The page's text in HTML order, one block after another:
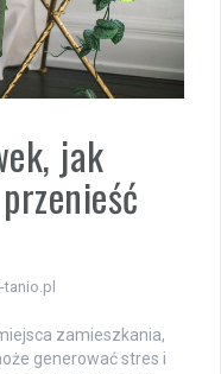
jak
tanio.pl
zamieszkania,
generować stres i